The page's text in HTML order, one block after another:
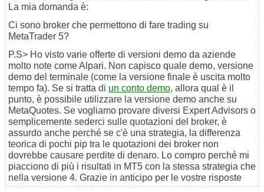
La mia domanda è:
Ci sono broker che permettono di fare trading su
MetaTrader 5?
P.S> Ho visto varie offerte di versioni demo da aziende
molto note come Alpari. Non capisco quale demo, versione
demo del terminale (come la versione finale è uscita molto
tempo fa). Se si tratta di un conto demo, allora qual è il
punto, è possibile utilizzare la versione demo anche su
MetaQuotes. Se vogliamo provare diversi Expert Advisors o
semplicemente sederci sulle quotazioni del broker, è
assurdo anche perché se c'è una strategia, la differenza
teorica di pochi pip tra le quotazioni dei broker non
dovrebbe causare perdite di denaro. Lo compro perché mi
piacciono di più i risultati in MT5 con la stessa strategia che
nella versione 4. Grazie in anticipo per le vostre risposte